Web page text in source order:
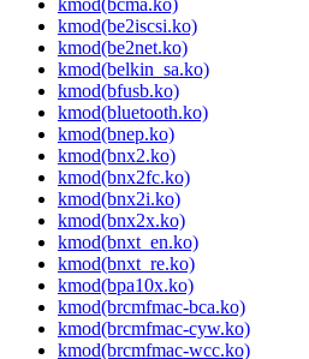
kmod(bcma.ko)
kmod(be2iscsi.ko)
kmod(be2net.ko)
kmod(belkin_sa.ko)
kmod(bfusb.ko)
kmod(bluetooth.ko)
kmod(bnep.ko)
kmod(bnx2.ko)
kmod(bnx2fc.ko)
kmod(bnx2i.ko)
kmod(bnx2x.ko)
kmod(bnxt_en.ko)
kmod(bnxt_re.ko)
kmod(bpa10x.ko)
kmod(brcmfmac-bca.ko)
kmod(brcmfmac-cyw.ko)
kmod(brcmfmac-wcc.ko)